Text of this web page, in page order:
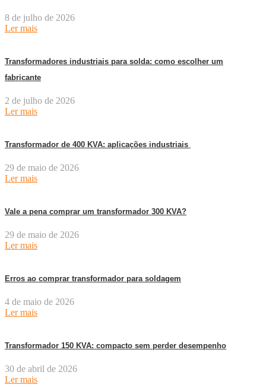
8 de julho de 2026
Ler mais
Transformadores industriais para solda: como escolher um
fabricante
2 de julho de 2026
Ler mais
Transformador de 400 KVA: aplicações industriais
29 de maio de 2026
Ler mais
Vale a pena comprar um transformador 300 KVA?
29 de maio de 2026
Ler mais
Erros ao comprar transformador para soldagem
4 de maio de 2026
Ler mais
Transformador 150 KVA: compacto sem perder desempenho
30 de abril de 2026
Ler mais